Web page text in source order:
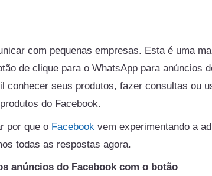
com pequenas empresas. Esta é uma
de clique para o WhatsApp para anúncios
conhecer seus produtos, fazer consultas ou
do Facebook.
por que o Facebook vem experimentando a
todas as respostas agora.
anúncios do Facebook com o botão